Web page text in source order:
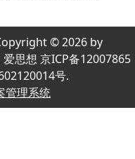
© 2026 by
思想 京ICP备12007865
号.
管理系统